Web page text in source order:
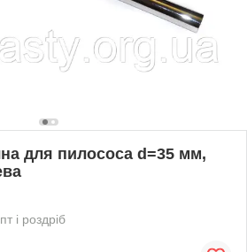
для пилососа d=35 мм,
і роздріб